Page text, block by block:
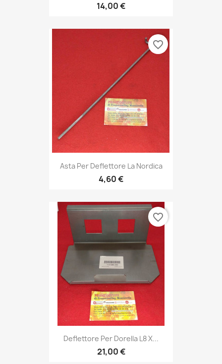
14,00 €
Asta Per Deflettore La Nordica
4,60 €
favorite_border
Deflettore Per Dorella L8 X...
21,00 €
favorite_border